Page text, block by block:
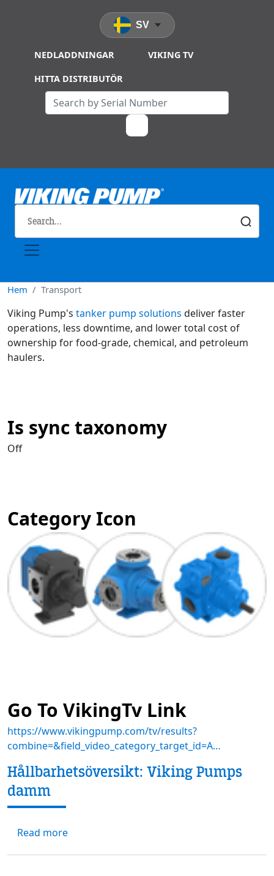
NEDLADDNINGAR VIKING TV
HITTA DISTRIBUTÖR
SV
Hem Transport
Viking Pump's tanker pump solutions deliver faster
operations, less downtime, and lower total cost of
ownership for food-grade, chemical, and petroleum
haulers.
Is sync taxonomy
Off
Category Icon
Go To VikingTv Link
https://www.vikingpump.com/tv/results?
combine=&field_video_category_target_id=A…
Hållbarhetsöversikt: Viking Pumps
damm
Read moreabout Hållbarhetsöversikt: Viking Pumps